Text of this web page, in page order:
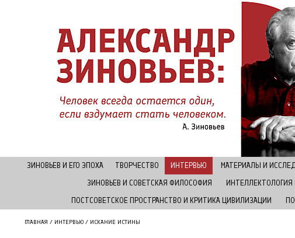
ЗИНОВЬЕВ И ЕГО ЭПОХА ТВОРЧЕСТВО ИНТЕРВЬЮ МАТЕРИАЛЫ И
ЗИНОВЬЕВ И СОВЕТСКАЯ ФИЛОСОФИЯ
ПОСТСОВЕТСКОЕ ПРОСТРАНСТВО И КРИТИКА ЦИВИЛИЗАЦИИ
ГЛАВНАЯ / ИНТЕРВЬЮ / ИСКАНИЕ ИСТИНЫ